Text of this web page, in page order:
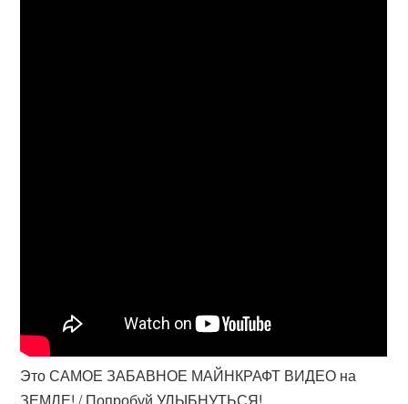
Это САМОЕ ЗАБАВНОЕ МАЙНКРАФТ ВИДЕО на